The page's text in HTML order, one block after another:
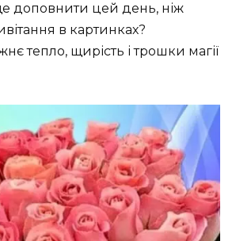
доповнити цей день, ніж
в картинках?
тепло, щирість і трошки магії